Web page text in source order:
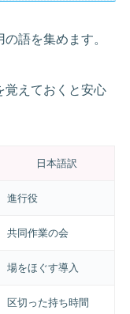
語を集めます。
覚えておくと安心
日本語訳
進行役
共同作業の会
場をほぐす導入
区切った持ち時間